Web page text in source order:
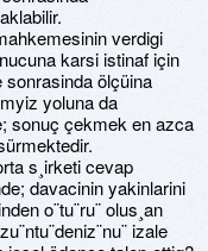
verdigi
karsi istinaf için
sonrasinda ölçüina
yoluna da
sonuç çekmek en azca
s¸irketi cevap
davacinin yakinlarini
o¨tu¨ru¨ olus¸an
izale